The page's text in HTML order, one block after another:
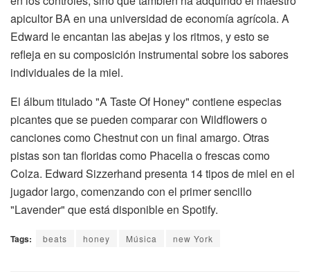
apicultor BA en una universidad de economía agrícola. A
Edward le encantan las abejas y los ritmos, y esto se
refleja en su composición instrumental sobre los sabores
individuales de la miel.
El álbum titulado "A Taste Of Honey" contiene especias
picantes que se pueden comparar con Wildflowers o
canciones como Chestnut con un final amargo. Otras
pistas son tan floridas como Phacelia o frescas como
Colza. Edward Sizzerhand presenta 14 tipos de miel en el
jugador largo, comenzando con el primer sencillo
"Lavender" que está disponible en Spotify.
Tags: beats honey Música new York